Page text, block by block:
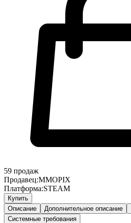
59 продаж
Продавец:MMOPIX
Платформа:STEAM
Купить
Описание
Дополнительное описание
Системные требования